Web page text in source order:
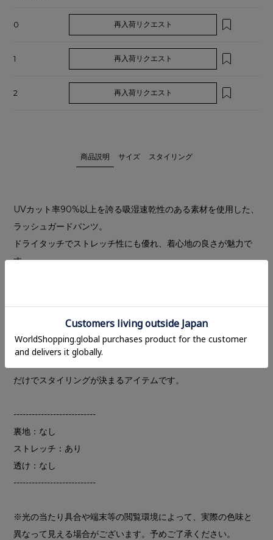
0 再入荷リクエスト
1 再入荷リクエスト
2 再入荷リクエスト
商品説明 サイズ スタイリング
UVカット率90%以上を誇る吸湿速乾性のある素材を使用した、
ラッシュガードパンツ。
ドライタッチでストレッチ性にも優れ、着心地の良さが魅力で
す。
サイズ調整が可能。コンシールファスナーポケット付きで、機
能性にも優れたデザインに仕上げました。
だけでスタイリングが決まるアイテムです。
---------------------------
裏地：なし
ストレッチ：あり
透け：なし
---------------------------
※光の当たり具合や端末等の閲覧環境によって、実際の色味と
異なって見える場合がございます。予めご了承ください。